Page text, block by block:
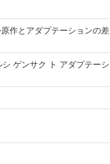
作とアダプテーションの差
ゲンサク ト アダプテーシ